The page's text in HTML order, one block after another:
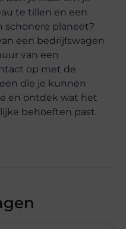
te tillen en een
schonere planeet?
een bedrijfswagen
van een
op met de
die je kunnen
en ontdek wat het
behoeften past.